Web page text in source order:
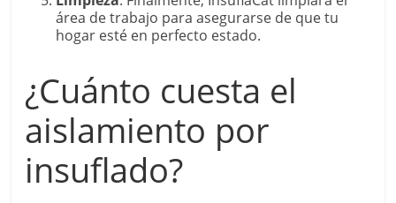
área de trabajo para asegurarse de que tu
hogar esté en perfecto estado.
¿Cuánto cuesta el
aislamiento por
insuflado?